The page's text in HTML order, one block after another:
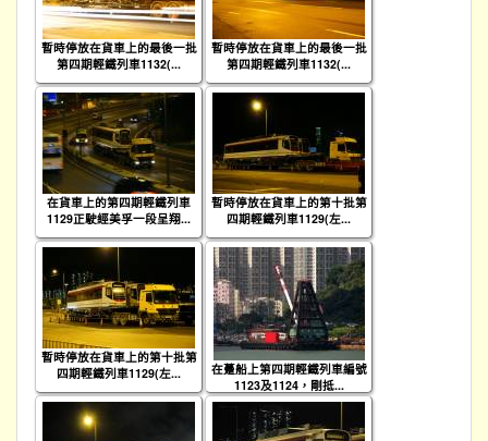
暫時停放在貨車上的最後一批
第四期輕鐵列車1132(...
暫時停放在貨車上的最後一批
第四期輕鐵列車1132(...
在貨車上的第四期輕鐵列車
1129正駛經美孚一段呈翔...
暫時停放在貨車上的第十批第
四期輕鐵列車1129(左...
暫時停放在貨車上的第十批第
四期輕鐵列車1129(左...
在躉船上第四期輕鐵列車編號
1123及1124，剛抵...